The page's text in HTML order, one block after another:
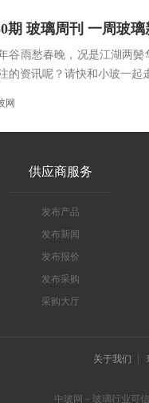
期 玻璃周刊 一周玻
谷雨愁春晚，况是江湖两
的资讯呢？请快和小玻一起
网
供应商服务
发布产品
发布新闻
发布报价
发布采购
采购大厅
关于我们
中玻网－玻璃行业可